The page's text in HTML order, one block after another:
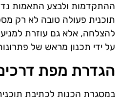
ההתקדמות ולבצע התאמות
תוכנית פעולה טובה לא רק
להצלחה, אלא גם עוזרת
על ידי תכנון מראש של
הגדרת מפת
במסגרת הכנות לכתיבת